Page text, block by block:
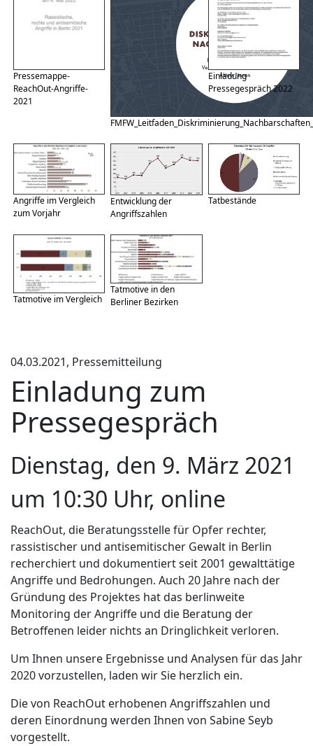
Pressemappe-
ReachOut-Angriffe-
2021
Einladung
Pressegespräch 2022
Angriffe im Vergleich
zum Vorjahr
Entwicklung der
Angriffszahlen
Tatbestände
Tatmotive im Vergleich
Tatmotive in den
Berliner Bezirken
04.03.2021, Pressemitteilung
Einladung zum
Pressegespräch
Dienstag, den 9. März 2021
um 10:30 Uhr, online
ReachOut, die Beratungsstelle für Opfer rechter,
rassistischer und antisemitischer Gewalt in Berlin
recherchiert und dokumentiert seit 2001 gewalttätige
Angriffe und Bedrohungen. Auch 20 Jahre nach der
Gründung des Projektes hat das berlinweite
Monitoring der Angriffe und die Beratung der
Betroffenen leider nichts an Dringlichkeit verloren.
Um Ihnen unsere Ergebnisse und Analysen für das Jahr
2020 vorzustellen, laden wir Sie herzlich ein.
Die von ReachOut erhobenen Angriffszahlen und
deren Einordnung werden Ihnen von Sabine Seyb
vorgestellt.